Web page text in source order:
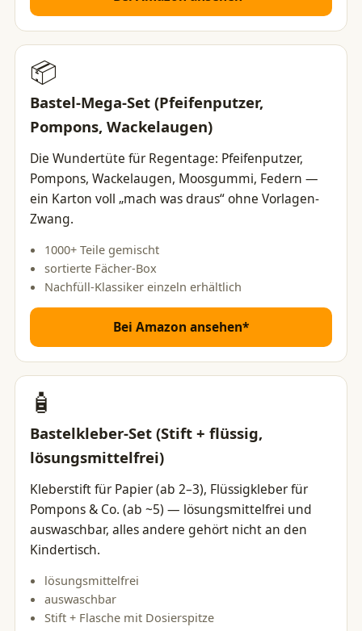
📦
Bastel-Mega-Set (Pfeifenputzer,
Pompons, Wackelaugen)
Die Wundertüte für Regentage: Pfeifenputzer,
Pompons, Wackelaugen, Moosgummi, Federn —
ein Karton voll „mach was draus“ ohne Vorlagen-
Zwang.
1000+ Teile gemischt
sortierte Fächer-Box
Nachfüll-Klassiker einzeln erhältlich
Bei Amazon ansehen*
🧴
Bastelkleber-Set (Stift + flüssig,
lösungsmittelfrei)
Kleberstift für Papier (ab 2–3), Flüssigkleber für
Pompons & Co. (ab ~5) — lösungsmittelfrei und
auswaschbar, alles andere gehört nicht an den
Kindertisch.
lösungsmittelfrei
auswaschbar
Stift + Flasche mit Dosierspitze